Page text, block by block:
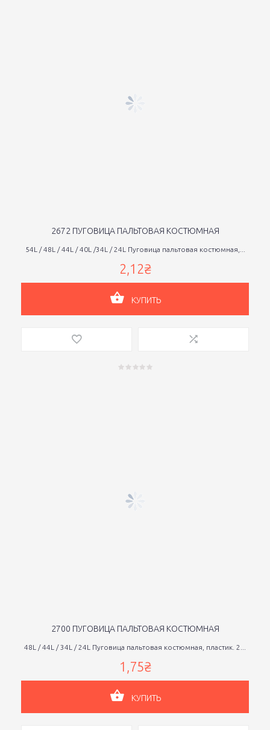
2672 ПУГОВИЦА ПАЛЬТОВАЯ КОСТЮМНАЯ
54L / 48L / 44L / 40L /34L / 24L Пуговица пальтовая костюмная,...
2,12₴
КУПИТЬ
2700 ПУГОВИЦА ПАЛЬТОВАЯ КОСТЮМНАЯ
48L / 44L / 34L / 24L Пуговица пальтовая костюмная, пластик. 2...
1,75₴
КУПИТЬ